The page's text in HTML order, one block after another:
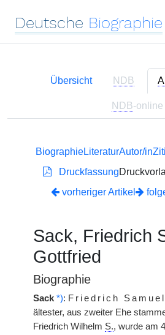
Deutsche Biographie
Übersicht NDB
NDB-online
BiographieLiteraturAutor/in
Druckfassung
vorheriger Artikel
Sack, Friedrich
Gottfried
Biographie
Sack *): Friedrich
ältester, aus zweiter Ehe
Friedrich Wilhelm S., wurde am